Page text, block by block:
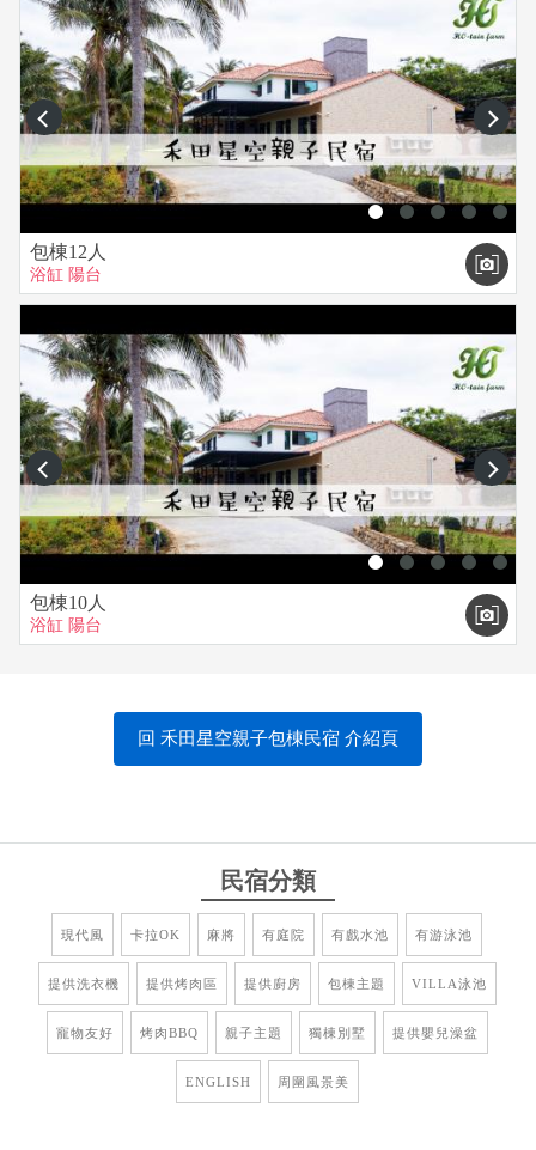
prev next
包棟12人
浴缸 陽台
prev next
包棟10人
浴缸 陽台
回 禾田星空親子包棟民宿 介紹頁
民宿分類
現代風 卡拉OK 麻將 有庭院 有戲水池 有游泳池
提供洗衣機 提供烤肉區 提供廚房 包棟主題 VILLA泳池
寵物友好 烤肉BBQ 親子主題 獨棟別墅 提供嬰兒澡盆
ENGLISH 周圍風景美